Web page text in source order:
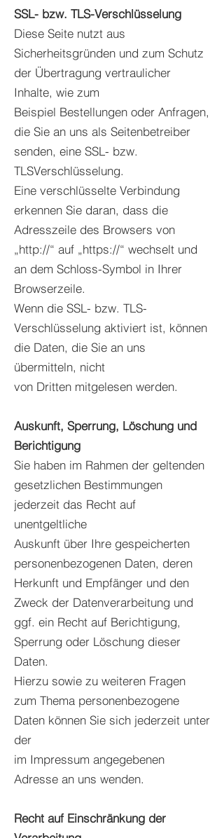
SSL- bzw. TLS-Verschlüsselung
Diese Seite nutzt aus
Sicherheitsgründen und zum Schutz
der Übertragung vertraulicher
Inhalte, wie zum
Beispiel Bestellungen oder Anfragen,
die Sie an uns als Seitenbetreiber
senden, eine SSL- bzw.
TLSVerschlüsselung.
Eine verschlüsselte Verbindung
erkennen Sie daran, dass die
Adresszeile des Browsers von
„http://“ auf „https://“ wechselt und
an dem Schloss-Symbol in Ihrer
Browserzeile.
Wenn die SSL- bzw. TLS-
Verschlüsselung aktiviert ist, können
die Daten, die Sie an uns
übermitteln, nicht
von Dritten mitgelesen werden.
Auskunft, Sperrung, Löschung und
Berichtigung
Sie haben im Rahmen der geltenden
gesetzlichen Bestimmungen
jederzeit das Recht auf
unentgeltliche
Auskunft über Ihre gespeicherten
personenbezogenen Daten, deren
Herkunft und Empfänger und den
Zweck der Datenverarbeitung und
ggf. ein Recht auf Berichtigung,
Sperrung oder Löschung dieser
Daten.
Hierzu sowie zu weiteren Fragen
zum Thema personenbezogene
Daten können Sie sich jederzeit unter
der
im Impressum angegebenen
Adresse an uns wenden.
Recht auf Einschränkung der